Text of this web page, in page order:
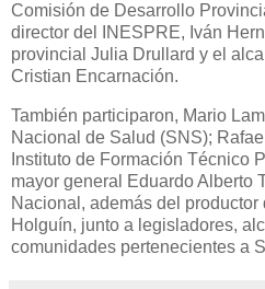
Comisión de Desarrollo
director del INESPRE, Iván
provincial Julia Drullard y el
Cristian Encarnación.
También participaron, Mario
Nacional de Salud (SNS);
Instituto de Formación Técnico
mayor general Eduardo Alberto
Nacional, además del
Holguín, junto a legisladores,
comunidades pertenecientes a